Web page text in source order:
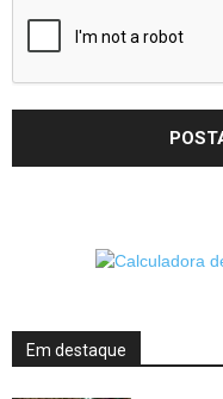
Em destaque